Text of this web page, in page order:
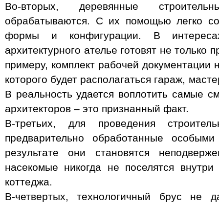
Во-вторых, деревянные
обрабатываются. С их помощью легко
формы и конфигурации. В интересах
архитектурного ателье готовят не только
примеру, комплект рабочей документации
которого будет располагаться гараж,
В реальность удается воплотить самые
архитекторов – это признанный факт.
В-третьих, для проведения
предварительно обработанные
результате они становятся
насекомые никогда не поселятся внутри
коттеджа.
В-четвертых, технологичный брус не